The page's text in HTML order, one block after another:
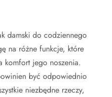
damski do codziennego
na różne funkcje, które
komfort jego noszenia.
być odpowiednio
niezbędne rzeczy,